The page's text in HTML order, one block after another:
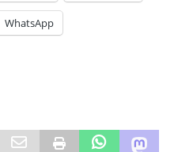
WhatsApp